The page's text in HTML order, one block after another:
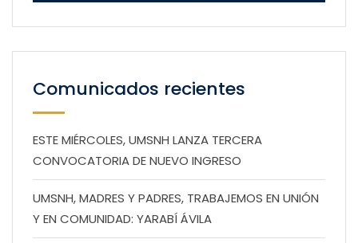
Comunicados recientes
ESTE MIÉRCOLES, UMSNH LANZA TERCERA
CONVOCATORIA DE NUEVO INGRESO
UMSNH, MADRES Y PADRES, TRABAJEMOS EN UNIÓN
Y EN COMUNIDAD: YARABÍ ÁVILA